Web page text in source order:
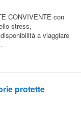
CONVIVENTE con
stress,
a viaggiare
protette